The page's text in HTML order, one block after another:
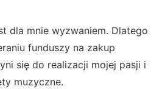
dla mnie wyzwaniem. Dlatego
funduszy na zakup
się do realizacji mojej pasji i
muzyczne.